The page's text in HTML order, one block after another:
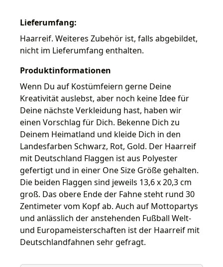
Lieferumfang:
Haarreif. Weiteres Zubehör ist, falls abgebildet,
nicht im Lieferumfang enthalten.
Produktinformationen
Wenn Du auf Kostümfeiern gerne Deine
Kreativität auslebst, aber noch keine Idee für
Deine nächste Verkleidung hast, haben wir
einen Vorschlag für Dich. Bekenne Dich zu
Deinem Heimatland und kleide Dich in den
Landesfarben Schwarz, Rot, Gold. Der Haarreif
mit Deutschland Flaggen ist aus Polyester
gefertigt und in einer One Size Größe gehalten.
Die beiden Flaggen sind jeweils 13,6 x 20,3 cm
groß. Das obere Ende der Fahne steht rund 30
Zentimeter vom Kopf ab. Auch auf Mottopartys
und anlässlich der anstehenden Fußball Welt-
und Europameisterschaften ist der Haarreif mit
Deutschlandfahnen sehr gefragt.